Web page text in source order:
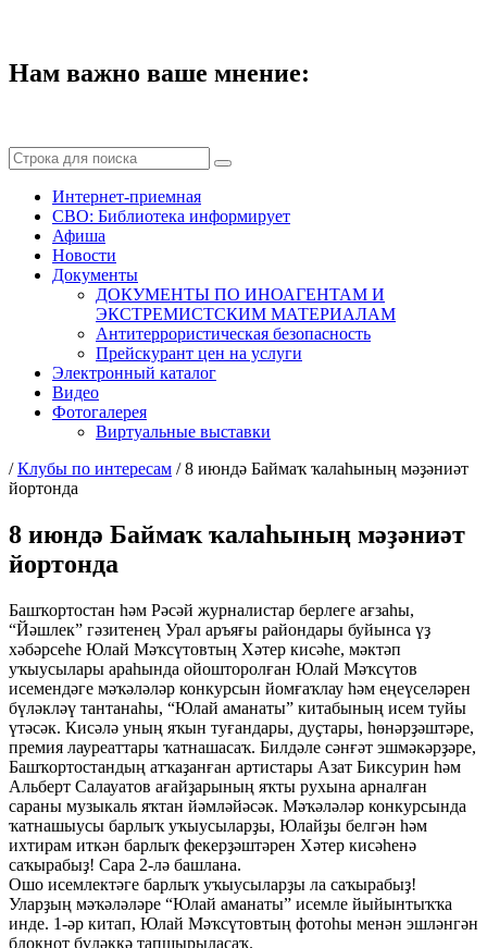
Нам важно ваше мнение:
Интернет-приемная
СВО: Библиотека информирует
Афиша
Новости
Документы
ДОКУМЕНТЫ ПО ИНОАГЕНТАМ И
ЭКСТРЕМИСТСКИМ МАТЕРИАЛАМ
Антитеррористическая безопасность
Прейскурант цен на услуги
Электронный каталог
Видео
Фотогалерея
Виртуальные выставки
/Клубы по интересам /8 июндә Баймаҡ ҡалаһының мәҙәниәт
йортонда
8 июндә Баймаҡ ҡалаһының мәҙәниәт
йортонда
Башҡортостан һәм Рәсәй журналистар берлеге ағзаһы,
“Йәшлек” гәзитенең Урал аръяғы райондары буйынса үҙ
хәбәрсеһе Юлай Мәҡсүтовтың Хәтер кисәһе, мәктәп
уҡыусылары араһында ойошторолған Юлай Мәҡсүтов
исемендәге мәҡәләләр конкурсын йомғаҡлау һәм еңеүселәрен
бүләкләү тантанаһы, “Юлай аманаты” китабының исем туйы
үтәсәк. Кисәлә уның яҡын туғандары, дуҫтары, һөнәрҙәштәре,
премия лауреаттары ҡатнашасаҡ. Билдәле сәнғәт эшмәкәрҙәре,
Башҡортостандың атҡаҙанған артистары Азат Биксурин һәм
Альберт Салауатов ағайҙарының яҡты рухына арналған
сараны музыкаль яҡтан йәмләйәсәк. Мәҡәләләр конкурсында
ҡатнашыусы барлыҡ уҡыусыларҙы, Юлайҙы белгән һәм
ихтирам иткән барлыҡ фекерҙәштәрен Хәтер кисәһенә
саҡырабыҙ! Сара 2-лә башлана.
Ошо исемлектәге барлыҡ уҡыусыларҙы ла саҡырабыҙ!
Уларҙың мәҡәләләре “Юлай аманаты” исемле йыйынтыҡҡа
инде. 1-әр китап, Юлай Мәҡсүтовтың фотоһы менән эшләнгән
блокнот бүләккә тапшырыласаҡ.